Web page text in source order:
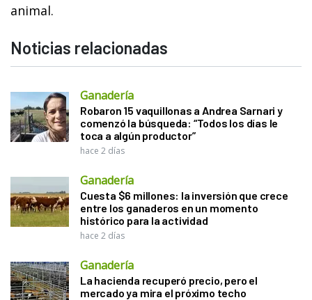
animal.
Noticias relacionadas
Ganadería
Robaron 15 vaquillonas a Andrea Sarnari y
comenzó la búsqueda: “Todos los días le
toca a algún productor”
hace 2 días
Ganadería
Cuesta $6 millones: la inversión que crece
entre los ganaderos en un momento
histórico para la actividad
hace 2 días
Ganadería
La hacienda recuperó precio, pero el
mercado ya mira el próximo techo